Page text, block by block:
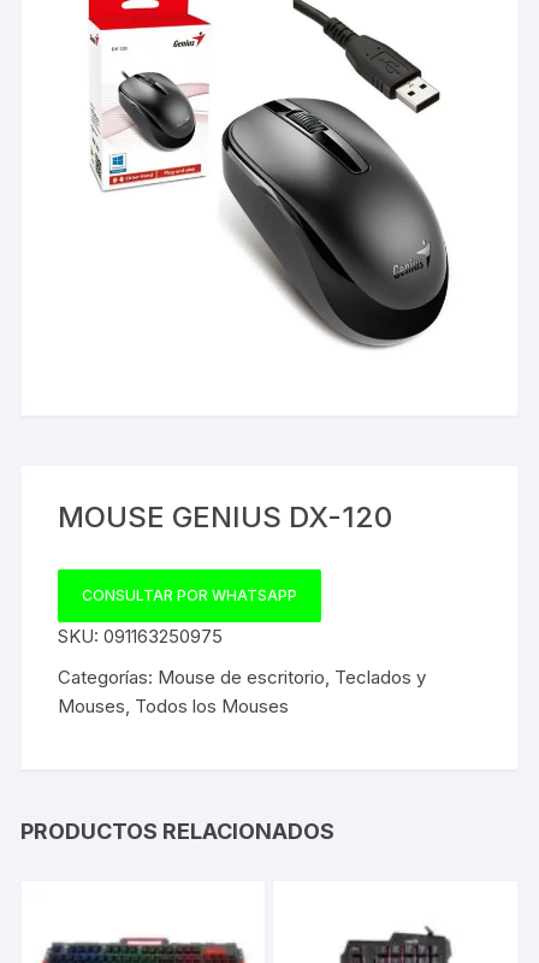
MOUSE GENIUS DX-120
CONSULTAR POR WHATSAPP
SKU:091163250975
Categorías: Mouse de escritorio Teclados y
Mouses Todos los Mouses
PRODUCTOS RELACIONADOS